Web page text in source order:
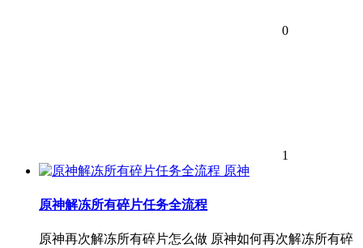
0
1
原神
原神解冻所有碎片任务全流程
原神再次解冻所有碎片怎么做 原神如何再次解冻所有碎